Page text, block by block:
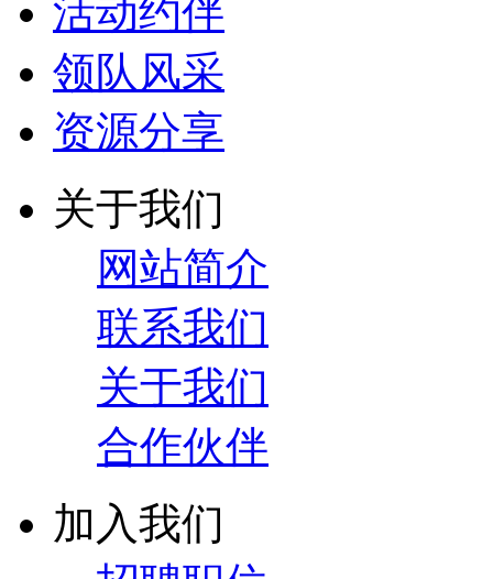
活动约伴
领队风采
资源分享
关于我们
网站简介
联系我们
关于我们
合作伙伴
加入我们